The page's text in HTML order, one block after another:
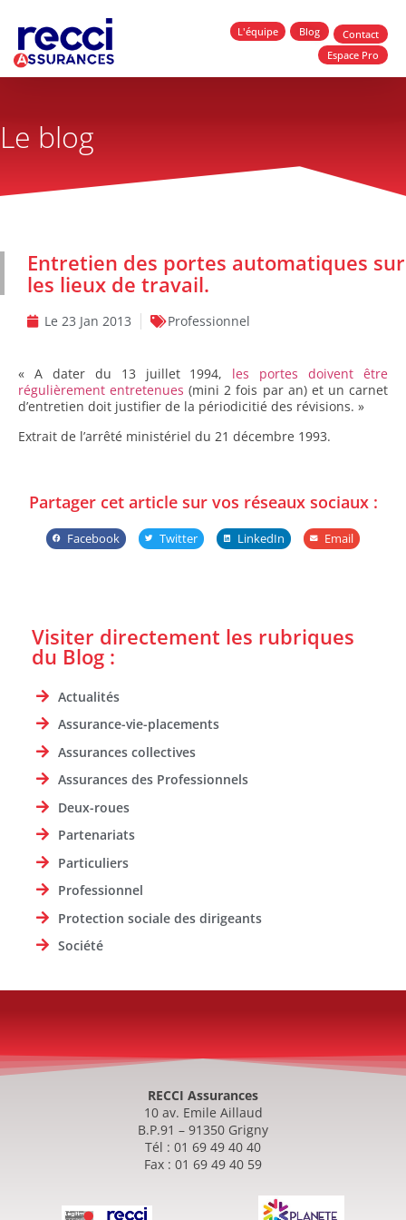
L'équipe Blog
Contact
Espace Pro
Le blog
Entretien des portes automatiques sur
les lieux de travail.
Le 23 Jan 2013 Professionnel
« A dater du 13 juillet 1994, les portes doivent être
régulièrement entretenues(mini 2 fois par an) et un carnet
d’entretien doit justifier de la périodicitié des révisions. »
Extrait de l’arrêté ministériel du 21 décembre 1993.
Partager cet article sur vos réseaux sociaux :
Facebook Twitter LinkedIn Email
Visiter directement les rubriques
du Blog :
Actualités
Assurance-vie-placements
Assurances collectives
Assurances des Professionnels
Deux-roues
Partenariats
Particuliers
Professionnel
Protection sociale des dirigeants
Société
RECCI Assurances
10 av. Emile Aillaud
B.P.91 – 91350 Grigny
Tél : 01 69 49 40 40
Fax : 01 69 49 40 59